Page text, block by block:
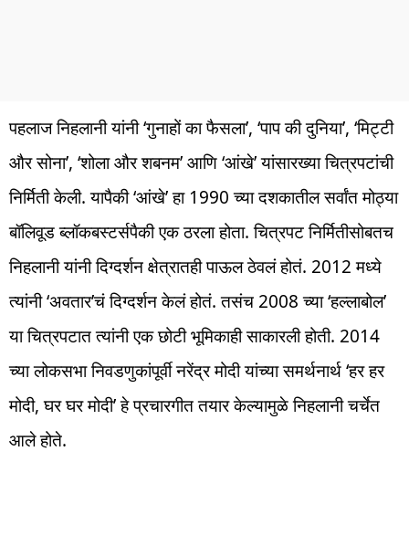
पहलाज निहलानी यांनी ‘गुनाहों का फैसला’, ‘पाप की दुनिया’, ‘मिट्टी
और सोना’, ‘शोला और शबनम’ आणि ‘आंखे’ यांसारख्या चित्रपटांची
निर्मिती केली. यापैकी ‘आंखे’ हा 1990 च्या दशकातील सर्वांत मोठ्या
बॉलिवूड ब्लॉकबस्टर्सपैकी एक ठरला होता. चित्रपट निर्मितीसोबतच
निहलानी यांनी दिग्दर्शन क्षेत्रातही पाऊल ठेवलं होतं. 2012 मध्ये
त्यांनी ‘अवतार’चं दिग्दर्शन केलं होतं. तसंच 2008 च्या ‘हल्लाबोल’
या चित्रपटात त्यांनी एक छोटी भूमिकाही साकारली होती. 2014
च्या लोकसभा निवडणुकांपूर्वी नरेंद्र मोदी यांच्या समर्थनार्थ ‘हर हर
मोदी, घर घर मोदी’ हे प्रचारगीत तयार केल्यामुळे निहलानी चर्चेत
आले होते.